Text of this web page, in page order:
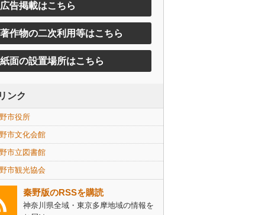
広告掲載はこちら
著作物の二次利用等はこちら
紙面の設置場所はこちら
ンク
市役所
市文化会館
市立図書館
市観光協会
秦野版のRSSを購読
神奈川県全域・東京多摩地域の情報を